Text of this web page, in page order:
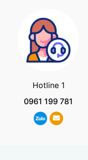
Hotline 1
0961 199 781